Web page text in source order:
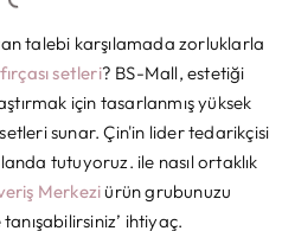
talebi karşılamada zorluklarla
setleri? BS-Mall, estetiği
için tasarlanmış yüksek
sunar. Çin'in lider tedarikçisi
tutuyoruz. ile nasıl ortaklık
Merkeziürün grubunuzu
ihtiyaç.